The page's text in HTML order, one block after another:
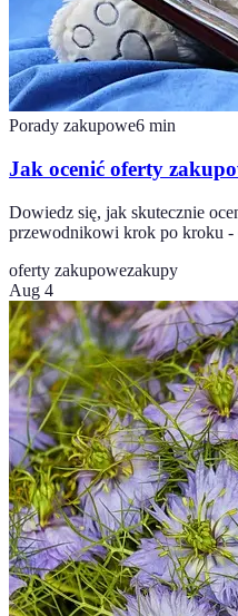
Porady zakupowe6 min
Jak ocenić oferty
Dowiedz się, jak skutecznie
przewodnikowi krok po kroku -
oferty zakupowezakupy
Aug 4